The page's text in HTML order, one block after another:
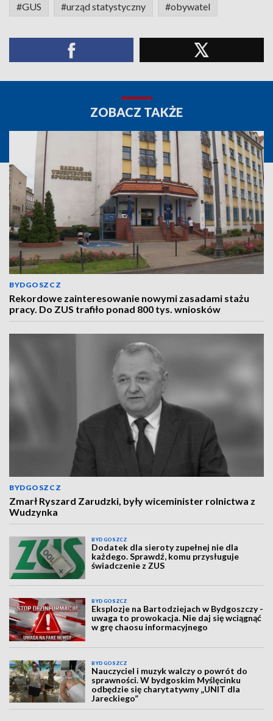
#GUS #urząd statystyczny #obywatel
ZOBACZ TAKŻE
BYDGOSZCZ
Rekordowe zainteresowanie nowymi zasadami stażu
pracy. Do ZUS trafiło ponad 800 tys. wniosków
BYDGOSZCZ
Zmarł Ryszard Zarudzki, były wiceminister rolnictwa z
Wudzynka
BYDGOSZCZ
Dodatek dla sieroty zupełnej nie dla
każdego. Sprawdź, komu przysługuje
świadczenie z ZUS
BYDGOSZCZ
Eksplozje na Bartodziejach w Bydgoszczy -
uwaga to prowokacja. Nie daj się wciągnąć
w grę chaosu informacyjnego
BYDGOSZCZ
Nauczyciel i muzyk walczy o powrót do
sprawności. W bydgoskim Myślęcinku
odbędzie się charytatywny „UNIT dla
Jareckiego”